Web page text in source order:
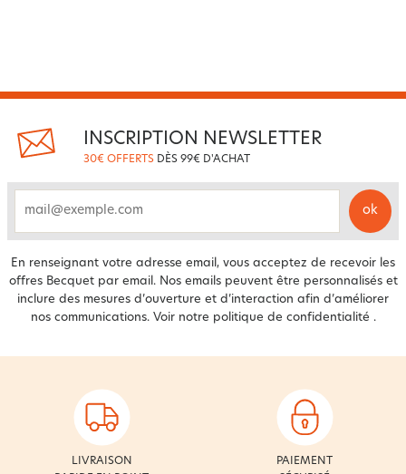
INSCRIPTION NEWSLETTER
30€ OFFERTS DÈS 99€ D'ACHAT
ok
En renseignant votre adresse email, vous acceptez de recevoir les
offres Becquet par email. Nos emails peuvent être personnalisés et
inclure des mesures d’ouverture et d’interaction afin d’améliorer
nos communications. Voir notre politique de confidentialité .
LIVRAISON
PAIEMENT